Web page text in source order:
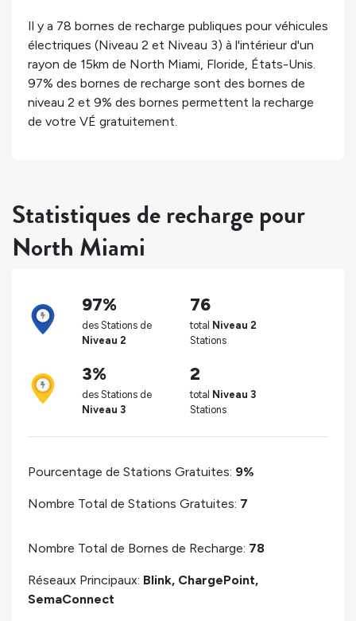
Il y a 78 bornes de recharge publiques pour véhicules
électriques (Niveau 2 et Niveau 3) à l'intérieur d'un
rayon de 15km de North Miami, Floride, États-Unis.
97% des bornes de recharge sont des bornes de
niveau 2 et 9% des bornes permettent la recharge
de votre VÉ gratuitement.
Statistiques de recharge pour
North Miami
97%
des Stations de
Niveau 2
76
total Niveau 2
Stations
3%
des Stations de
Niveau 3
2
total Niveau 3
Stations
Pourcentage de Stations Gratuites: 9%
Nombre Total de Stations Gratuites: 7
Nombre Total de Bornes de Recharge: 78
Réseaux Principaux: Blink, ChargePoint,
SemaConnect